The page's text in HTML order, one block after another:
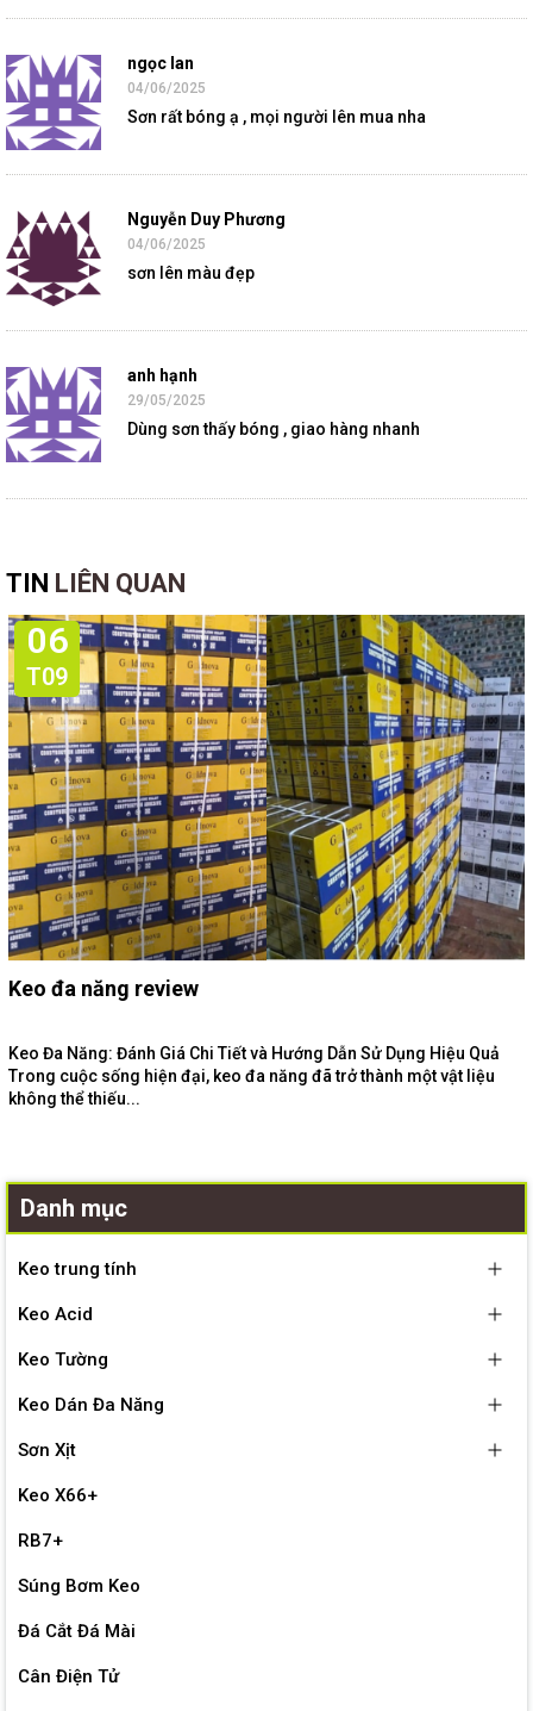
ngọc lan
04/06/2025
Sơn rất bóng ạ , mọi người lên mua nha
Nguyễn Duy Phương
04/06/2025
sơn lên màu đẹp
anh hạnh
29/05/2025
Dùng sơn thấy bóng , giao hàng nhanh
TIN LIÊN QUAN
06
T09
Keo đa năng review
Keo Đa Năng: Đánh Giá Chi Tiết và Hướng Dẫn Sử Dụng Hiệu Quả
Trong cuộc sống hiện đại, keo đa năng đã trở thành một vật liệu
không thể thiếu...
Danh mục
Keo trung tính
Keo Acid
Keo Tường
Keo Dán Đa Năng
Sơn Xịt
Keo X66+
RB7+
Súng Bơm Keo
Đá Cắt Đá Mài
Cân Điện Tử